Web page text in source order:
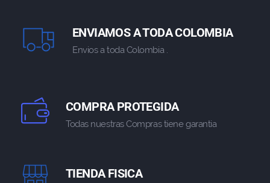
ENVIAMOS A TODA COLOMBIA
Envios a toda Colombia .
COMPRA PROTEGIDA
Todas nuestras Compras tiene garantia
TIENDA FISICA